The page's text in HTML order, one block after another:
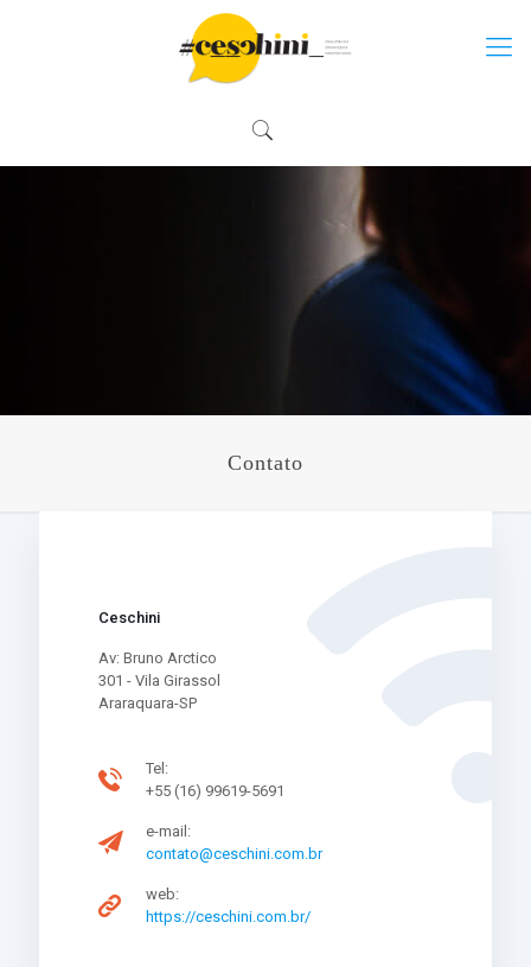
Contato
Ceschini
Av: Bruno Arctico
301 - Vila Girassol
Araraquara-SP
Tel:
+55 (16) 99619-5691
e-mail:
contato@ceschini.com.br
web:
https://ceschini.com.br/